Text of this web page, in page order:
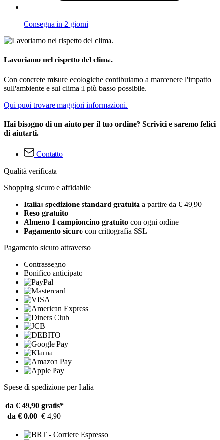
Consegna in 2 giorni
Lavoriamo nel rispetto del clima.
Con concrete misure ecologiche contibuiamo a mantenere l'impatto
sull'ambiente e sul clima il più basso possibile.
Qui puoi trovare maggiori informazioni.
Hai bisogno di un aiuto per il tuo ordine? Scrivici e saremo felici
di aiutarti.
Contatto
Qualità verificata
Shopping sicuro e affidabile
Italia: spedizione standard gratuita a partire da € 49,90
Reso gratuito
Almeno 1 campioncino gratuito con ogni ordine
Pagamento sicuro con crittografia SSL
Pagamento sicuro attraverso
Contrassegno
Bonifico anticipato
Spese di spedizione per Italia
da € 49,90 gratis*
da € 0,00 € 4,90